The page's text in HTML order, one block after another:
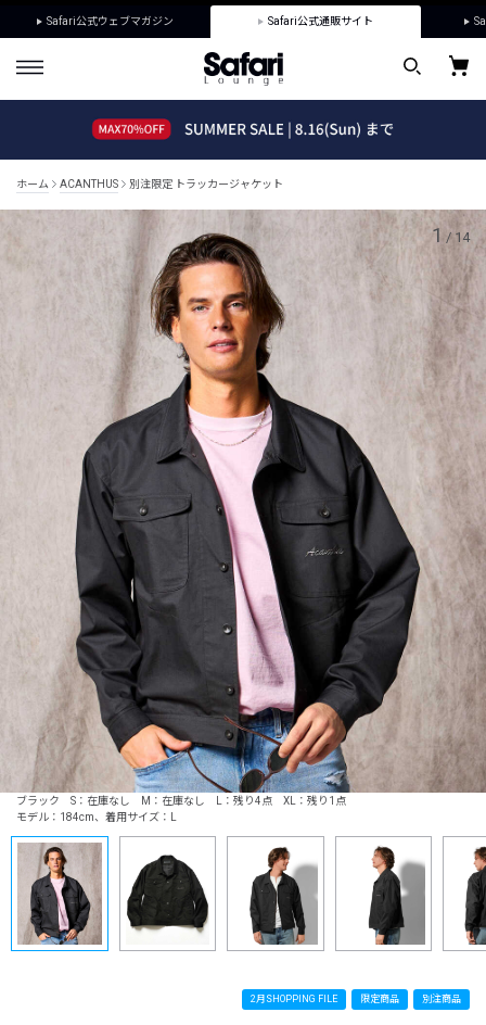
Safari公式ウェブマガジン Safari公式通販サイト
ホーム ACANTHUS 別注限定 トラッカージャケット
ブラック S：在庫なし M：在庫なし L：残り4点 XL：残り1点
モデル：184cm、着用サイズ：L
1 / 14
別注商品
限定商品
2月SHOPPING FILE